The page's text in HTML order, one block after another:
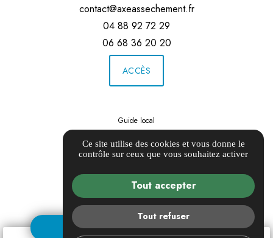
DEMANDE DE DEVIS
contact@axeassechement.fr
04 88 92 72 29
06 68 36 20 20
ACCÈS
Guide local
Mentions légales
Politique de confidentialité
Gestion des cookies
Ce site utilise des cookies et vous donne le
contrôle sur ceux que vous souhaitez activer
Tout accepter
Tout refuser